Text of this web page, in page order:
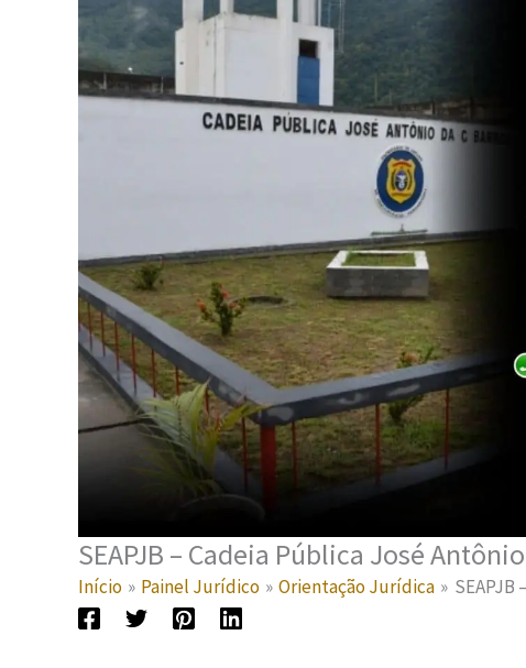
SEAPJB – Cadeia Pública José
Início Painel Jurídico Orientação Jurídica SEAPJB